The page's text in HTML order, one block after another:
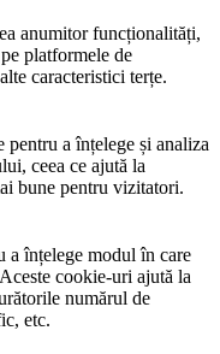
anumitor funcționalități,
platformele de
caracteristici terțe.
a înțelege și analiza
ceea ce ajută la
bune pentru vizitatori.
a înțelege modul în care
cookie-uri ajută la
numărul de
etc.